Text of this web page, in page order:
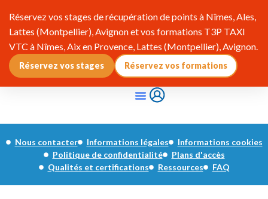
Réservez vos stages de récupération de points à Nîmes, Ales,
Lattes (Montpellier), Avignon et vos formations T3P TAXI
VTC à Nîmes, Aix en Provence, Lattes (Montpellier), Avignon.
Réservez vos stages Réservez vos formations
Nous contacter Informations légales
Informations cookies
Politique de confidentialité
Plans d'accès
Qualités et certifications
Ressources FAQ